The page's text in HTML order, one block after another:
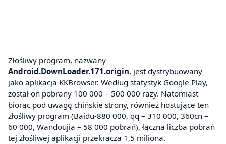
Złośliwy program, nazwany
Android.DownLoader.171.origin, jest dystrybuowany
jako aplikacja KKBrowser. Według statystyk Google Play,
został on pobrany 100 000 – 500 000 razy. Natomiast
biorąc pod uwagę chińskie strony, również hostujące ten
złośliwy program (Baidu-880 000, qq – 310 000, 360cn –
60 000, Wandoujia – 58 000 pobrań), łączna liczba pobrań
tej złośliwej aplikacji przekracza 1,5 miliona.